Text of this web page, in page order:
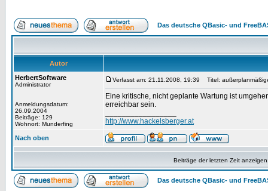
Das deutsche QBasic- und
Autor
HerbertSoftware
Administrator
Anmeldungsdatum:
26.09.2004
Beiträge: 129
Wohnort: Munderfing
Verfasst am: 21.11.2008, 19:39 Titel:
Eine kritische, nicht geplante Wartung ist
erreichbar sein.
http://www.hackelsberger.at
Nach oben
Beiträge der letzten Zeit
Das deutsche QBasic- und